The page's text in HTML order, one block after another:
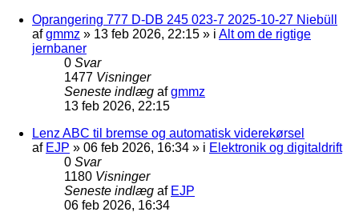
Oprangering 777 D-DB 245 023-7 2025-10-27 Niebüll
afgmmz » 13 feb 2026, 22:15 » i Alt om de rigtige
jernbaner
0 Svar
1477 Visninger
Seneste indlæg afgmmz
13 feb 2026, 22:15
Lenz ABC til bremse og automatisk viderekørsel
af EJP » 06 feb 2026, 16:34 » i Elektronik og digitaldrift
0 Svar
1180 Visninger
Seneste indlæg af EJP
06 feb 2026, 16:34